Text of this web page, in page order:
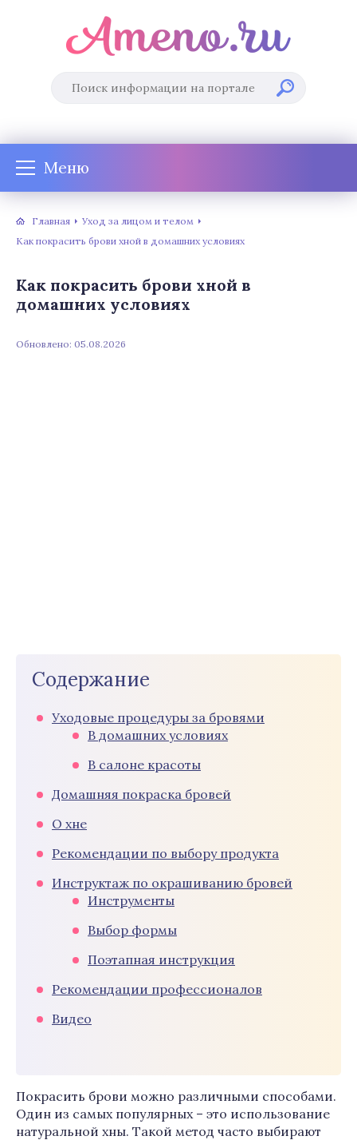
Меню
Главная
Уход за лицом и телом
Как покрасить брови хной в домашних условиях
Как покрасить брови хной в
домашних условиях
Обновлено: 05.08.2026
Содержание
Уходовые процедуры за бровями
В домашних условиях
В салоне красоты
Домашняя покраска бровей
О хне
Рекомендации по выбору продукта
Инструктаж по окрашиванию бровей
Инструменты
Выбор формы
Поэтапная инструкция
Рекомендации профессионалов
Видео
Покрасить брови можно различными способами.
Один из самых популярных – это использование
натуральной хны. Такой метод часто выбирают